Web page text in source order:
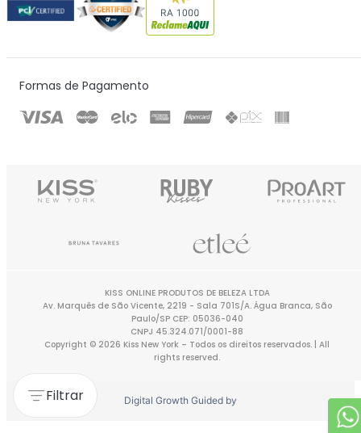
Filtrar
Formas de Pagamento
KISS ONLINE PRODUTOS DE BELEZA LTDA
Av. Marquês de São Vicente, 2219 - Sala 701S/A. Água Branca, São
Paulo/SP CEP: 05036-040
CNPJ 45.324.071/0001-88
Copyright © 2026 Kiss New York – Todos os direitos reservados. | All
rights reserved.
Digital Growth Guided by